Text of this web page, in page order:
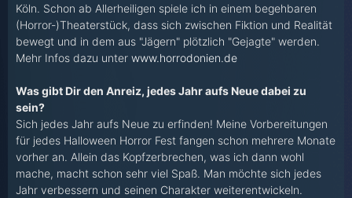
Köln. Schon ab Allerheiligen spiele ich in einem begehbaren
(Horror-)Theaterstück, dass sich zwischen Fiktion und Realität
bewegt und in dem aus "Jägern" plötzlich "Gejagte" werden.
Mehr Infos dazu unter www.horrodonien.de
Was gibt Dir den Anreiz, jedes Jahr aufs Neue dabei zu
sein?
Sich jedes Jahr aufs Neue zu erfinden! Meine Vorbereitungen
für jedes Halloween Horror Fest fangen schon mehrere Monate
vorher an. Allein das Kopfzerbrechen, was ich dann wohl
mache, macht schon sehr viel Spaß. Man möchte sich jedes
Jahr verbessern und seinen Charakter weiterentwickeln.